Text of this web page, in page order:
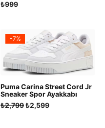
₺999
-7%
Puma Carina Street Cord Jr
Sneaker Spor Ayakkabı
₺2,799Orijinal
₺2,599Şu